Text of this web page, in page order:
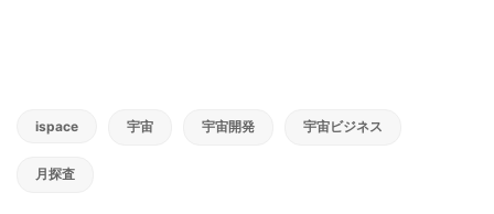
ispace 宇宙 宇宙開発 宇宙ビジネス
月探査